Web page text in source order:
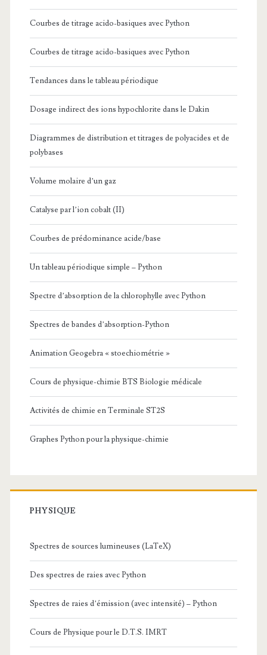
Courbes de titrage acido-basiques avec Python
Courbes de titrage acido-basiques avec Python
Tendances dans le tableau périodique
Dosage indirect des ions hypochlorite dans le Dakin
Diagrammes de distribution et titrages de polyacides et de
polybases
Volume molaire d’un gaz
Catalyse par l’ion cobalt (II)
Courbes de prédominance acide/base
Un tableau périodique simple – Python
Spectre d’absorption de la chlorophylle avec Python
Spectres de bandes d’absorption-Python
Animation Geogebra « stoechiométrie »
Cours de physique-chimie BTS Biologie médicale
Activités de chimie en Terminale ST2S
Graphes Python pour la physique-chimie
PHYSIQUE
Spectres de sources lumineuses (LaTeX)
Des spectres de raies avec Python
Spectres de raies d’émission (avec intensité) – Python
Cours de Physique pour le D.T.S. IMRT